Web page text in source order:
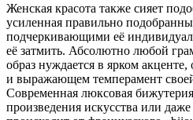
Женская красота также сияет
усиленная правильно
подчеркивающими её
её затмить. Абсолютно любой
образ нуждается в ярком
и выражающем темперамент
Современная люксовая
произведения искусства или